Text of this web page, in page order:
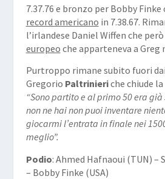
7.37.76 e bronzo per Bobby Finke
record americano in 7.38.67.
l’irlandese Daniel Wiffen che
europeo che apparteneva a Greg
Purtroppo rimane subito fuori
Gregorio Paltrinieriche chiude la
“Sono partito e al primo 50 era già
non ne hai non puoi inventare
giocarmi l’entrata in finale nei
meglio”.
Podio: Ahmed Hafnaoui (TUN) –
– Bobby Finke (USA)